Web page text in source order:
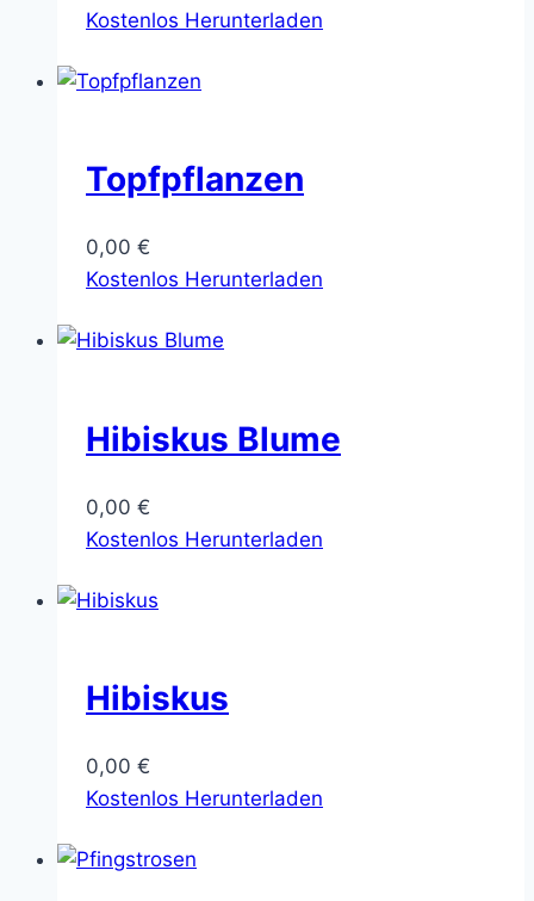
Kostenlos Herunterladen
Topfpflanzen
0,00 €
Kostenlos Herunterladen
Hibiskus Blume
0,00 €
Kostenlos Herunterladen
Hibiskus
0,00 €
Kostenlos Herunterladen